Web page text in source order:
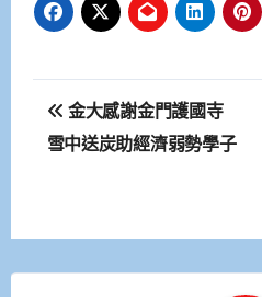
文
章
覽
金大感謝金門護國寺
雪中送炭助經濟弱勢學子